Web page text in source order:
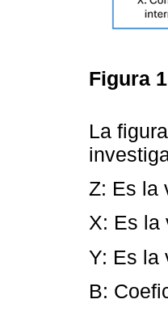
Figura 1
La
Z: Es la
X: Es la
Y: Es la
Β: